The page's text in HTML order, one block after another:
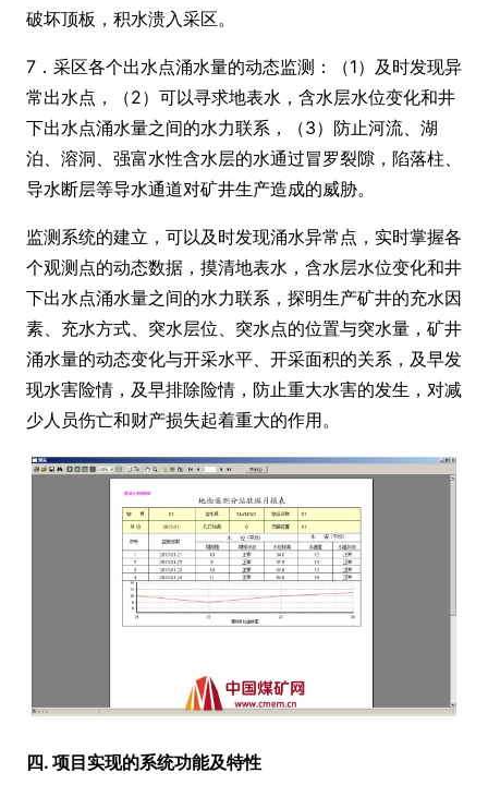
破坏顶板，积水溃入采区。
7．采区各个出水点涌水量的动态监测：（1）及时发现异
常出水点，（2）可以寻求地表水，含水层水位变化和井
下出水点涌水量之间的水力联系，（3）防止河流、湖
泊、溶洞、强富水性含水层的水通过冒罗裂隙，陷落柱、
导水断层等导水通道对矿井生产造成的威胁。
监测系统的建立，可以及时发现涌水异常点，实时掌握各
个观测点的动态数据，摸清地表水，含水层水位变化和井
下出水点涌水量之间的水力联系，探明生产矿井的充水因
素、充水方式、突水层位、突水点的位置与突水量，矿井
涌水量的动态变化与开采水平、开采面积的关系，及早发
现水害险情，及早排除险情，防止重大水害的发生，对减
少人员伤亡和财产损失起着重大的作用。
四. 项目实现的系统功能及特性